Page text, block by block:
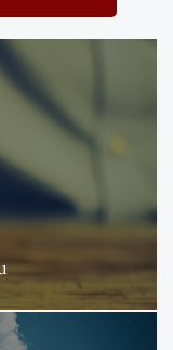
Hukuku
Departmanı
bir hizmet
sunmaktayız.